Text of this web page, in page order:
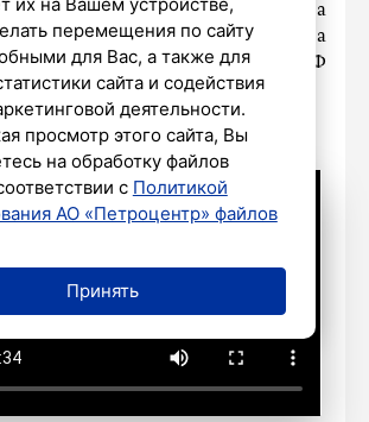
политике Петербурга Елена
ТЮЗа имени Брянцева
и заслуженный пилот РФ
перемещения по сайту
для Вас, а также для
сайта и содействия
деятельности.
просмотр этого сайта, Вы
на обработку файлов
с Политикой
АО «Петроцентр» файлов
Принять